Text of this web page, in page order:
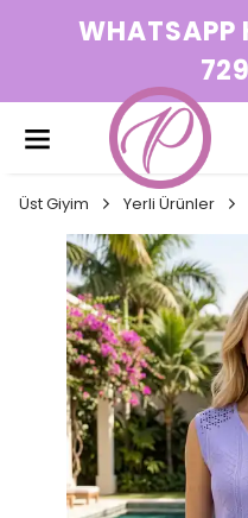
532
Üst Giyim Yerli Ürünler